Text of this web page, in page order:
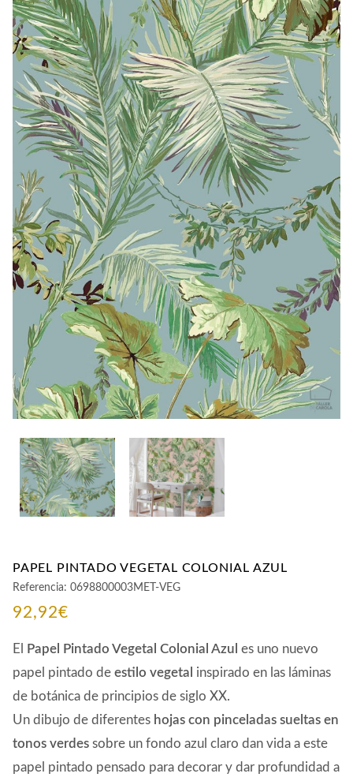
CONTACTO
PAPEL PINTADO VEGETAL COLONIAL AZUL
Referencia: 0698800003MET-VEG
92,92€
El Papel Pintado Vegetal Colonial Azul es uno nuevo
papel pintado de estilo vegetal inspirado en las láminas
de botánica de principios de siglo XX.
Un dibujo de diferentes hojas con pinceladas sueltas en
tonos verdes sobre un fondo azul claro dan vida a este
papel pintado pensado para decorar y dar profundidad a